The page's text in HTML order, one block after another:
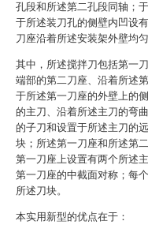
孔段和所述第二孔段同轴；
于所述装刀孔的侧壁内凹设
刀座沿着所述安装架外壁均匀
其中，所述搅拌刀包括第一
端部的第二刀座、沿着所述
于所述第一刀座的外壁上的
的主刀、沿着所述主刀的弯
的子刀和设置于所述主刀的
块；所述第一刀座和所述第
第一刀座上设置有两个所述
第一刀座的中截面对称；每
所述刀块。
本实用新型的优点在于：